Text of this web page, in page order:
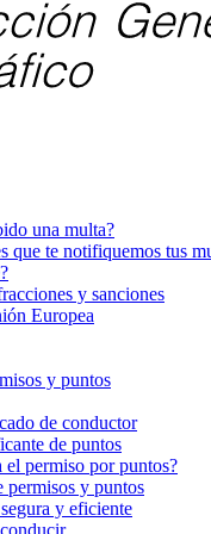
una multa?
que te notifiquemos tus
y sanciones
Europea
y puntos
de conductor
de puntos
permiso por puntos?
permisos y puntos
y eficiente